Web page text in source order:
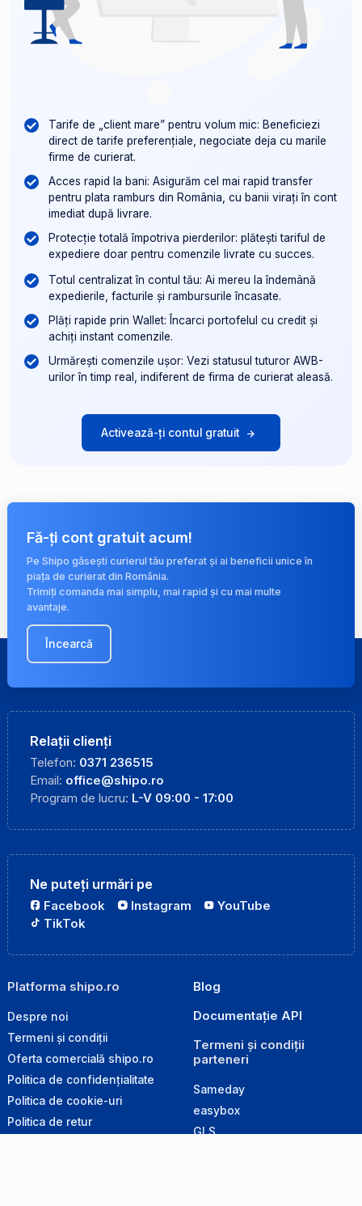
Tarife de „client mare” pentru volum mic: Beneficiezi
direct de tarife preferențiale, negociate deja cu marile
firme de curierat.
Acces rapid la bani: Asigurăm cel mai rapid transfer
pentru plata ramburs din România, cu banii virați în cont
imediat după livrare.
Protecție totală împotriva pierderilor: plătești tariful de
expediere doar pentru comenzile livrate cu succes.
Totul centralizat în contul tău: Ai mereu la îndemână
expedierile, facturile și rambursurile încasate.
Plăți rapide prin Wallet: Încarci portofelul cu credit și
achiți instant comenzile.
Urmărești comenzile ușor: Vezi statusul tuturor AWB-
urilor în timp real, indiferent de firma de curierat aleasă.
Activează-ți contul gratuit
Fă-ți cont gratuit acum!
Pe Shipo găsești curierul tău preferat și ai beneficii unice în
piața de curierat din România.
Trimiți comanda mai simplu, mai rapid și cu mai multe
avantaje.
Încearcă
Relații clienți
Telefon: 0371 236515
Email: office@shipo.ro
Program de lucru: L-V 09:00 - 17:00
Ne puteți urmări pe
Facebook Instagram
YouTube
TikTok
Platforma shipo.ro
Despre noi
Termeni și condiții
Oferta comercială shipo.ro
Politica de confidențialitate
Politica de cookie-uri
Politica de retur
Blog
Documentație API
Termeni și condiții
parteneri
Sameday
easybox
GLS